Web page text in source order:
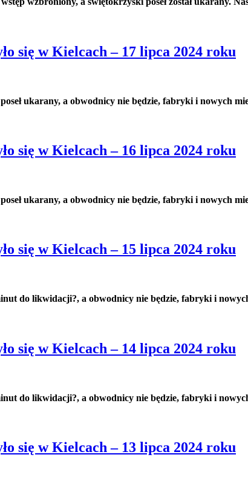
się w Kielcach – 17 lipca 2024 roku
ukarany, a obwodnicy nie będzie, fabryki i nowych
się w Kielcach – 16 lipca 2024 roku
ukarany, a obwodnicy nie będzie, fabryki i nowych
się w Kielcach – 15 lipca 2024 roku
do likwidacji?, a obwodnicy nie będzie, fabryki i
się w Kielcach – 14 lipca 2024 roku
do likwidacji?, a obwodnicy nie będzie, fabryki i
się w Kielcach – 13 lipca 2024 roku